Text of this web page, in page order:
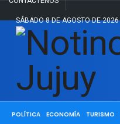
SÁBADO 8 DE AGOSTO DE 2026
ACTUALIDAD JUJUY SALTA
POLÍTICA ECONOMÍA TURISMO